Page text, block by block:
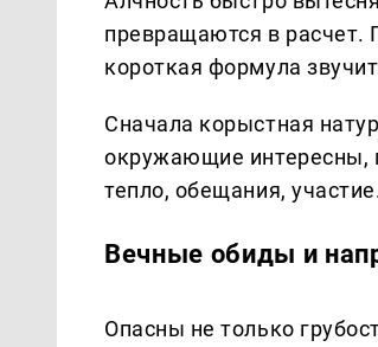
превращаются в расчет.
короткая формула
Сначала корыстная
окружающие интересны,
тепло, обещания,
Вечные обиды и
Опасны не только